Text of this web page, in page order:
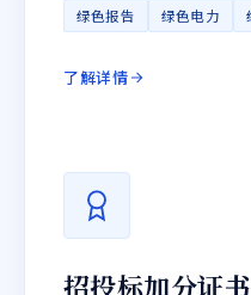
绿色报告 绿色电力
了解详情
招投标加分证书